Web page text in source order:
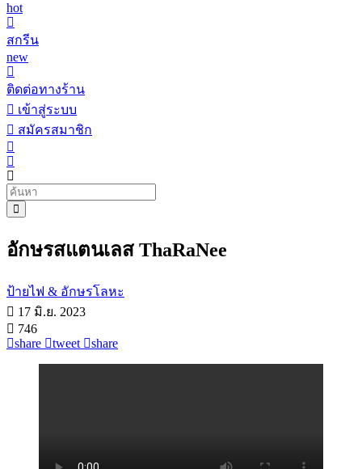
hot
สกรีน
new
ติดต่อทางร้าน
เข้าสู่ระบบ
สมัครสมาชิก
อักษรสแตนเลส ThaRaNee
ป้ายไฟ & อักษรโลหะ
17 มิ.ย. 2023
746
share
tweet share